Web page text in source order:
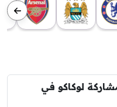
لوكاكو في